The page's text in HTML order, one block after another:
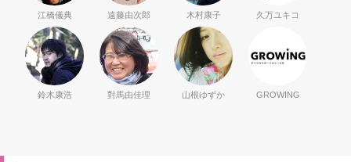
江橋儀典 遠藤由次郎 木村康子 久万ユキコ
鈴木康浩 對馬由佳理 山根ゆずか GROWING